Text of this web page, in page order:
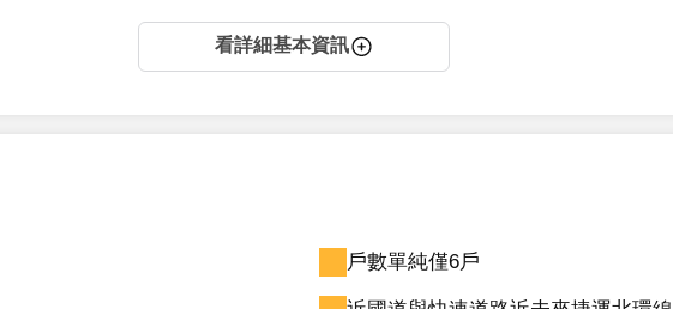
看詳細基本資訊
戶數單純僅6戶